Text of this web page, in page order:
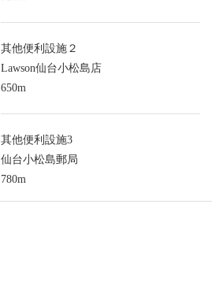
其他便利設施２
Lawson仙台小松島店
650m
其他便利設施3
仙台小松島郵局
780m